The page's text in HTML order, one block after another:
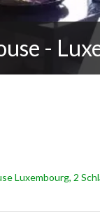
-
Luxembourg, 2